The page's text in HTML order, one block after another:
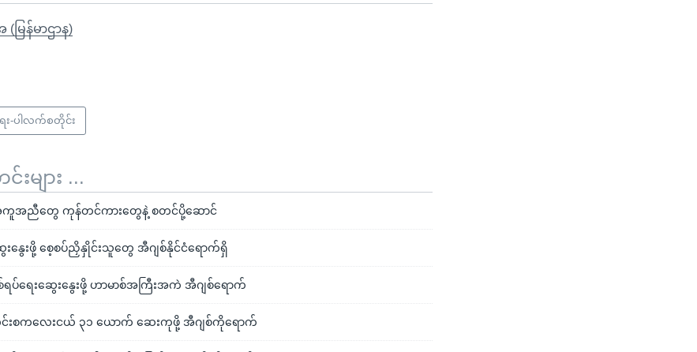
မြန်မာဌာန)
ေး-ပါလက်စတိုင်း
ျား ...
အညီတွေ ကုန်တင်ကားတွေနဲ့ စတင်ပို့ဆောင်
ဆွေးနွေးဖို့ စေ့စပ်ညှိနှိုင်းသူတွေ အီဂျစ်နိုင်ငံရောက်ရှိ
ပ်ရေးဆွေးနွေးဖို့ ဟာမာစ်အကြီးအကဲ အီဂျစ်ရောက်
င်းစကလေးငယ် ၃၁ ယောက် ဆေးကုဖို့ အီဂျစ်ကိုရောက်